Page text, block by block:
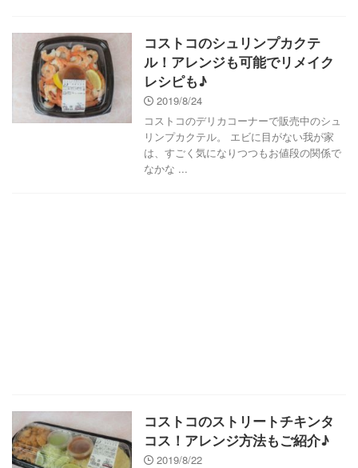
コストコのシュリンプカクテ
ル！アレンジも可能でリメイク
レシピも♪
2019/8/24
コストコのデリカコーナーで販売中のシュ
リンプカクテル。 エビに目がない我が家
は、すごく気になりつつもお値段の関係で
なかな ...
コストコのストリートチキンタ
コス！アレンジ方法もご紹介♪
2019/8/22